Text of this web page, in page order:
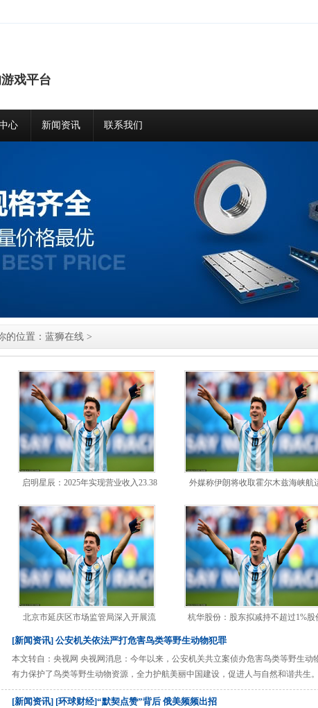
戏平台
心 新闻资讯 联系我们
的位置： 蓝狮在线 >
启明星辰：2025年实现营业收入23.38
外媒称伊朗将收取霍尔木兹海峡航
北京市延庆区市场监管局深入开展流
感季药品专项检查
杭华股份：股东拟减持不超过1%股
[新闻资讯] 公安机关依法严打危害鸟类等野生动物犯罪
本文转自：央视网 央视网消息：今年以来，公安机关共立案侦办危害鸟类等野生动
有力保护了鸟类等野生动物资源，全力护航美丽中国建设，促进人与自然和谐共生
鸟类犯罪典型案例。 1. 辽宁盖州公安机关侦破李某义、吴某等人非法狩猎、危害珍
宁省营口盖州市公安局成功侦破非法狩猎、危害珍贵濒危野生动物系列案，共抓获
[新闻资讯] [环球财经]“默契点赞”背后 俄美频频出招